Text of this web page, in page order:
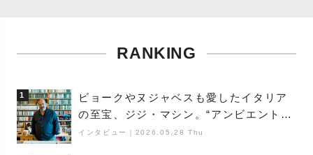
RANKING
1
ビョークやヌジャベスも愛したイタリア
の至宝、ジジ・マシン。“アンビエントの
巨匠”が明かす創作の原点と、「動き」に
インタビュー 2026.05.28 Thu